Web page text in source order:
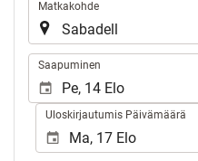
Matkakohde
Saapuminen
Uloskirjautumis Päivämäärä